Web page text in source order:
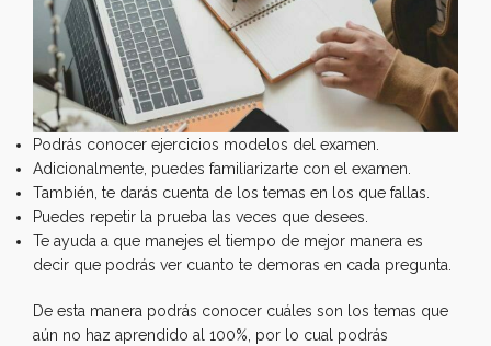
Podrás conocer ejercicios modelos del examen.
Adicionalmente, puedes familiarizarte con el examen.
También, te darás cuenta de los temas en los que fallas.
Puedes repetir la prueba las veces que desees.
Te ayuda a que manejes el tiempo de mejor manera es
decir que podrás ver cuanto te demoras en cada pregunta.
De esta manera podrás conocer cuáles son los temas que
aún no haz aprendido al 100%, por lo cual podrás